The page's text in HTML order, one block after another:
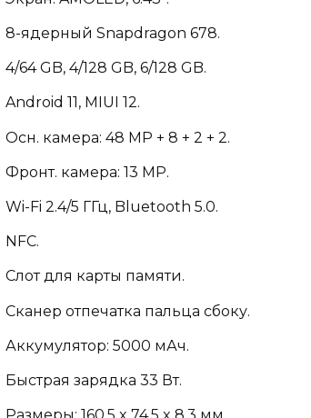
8-ядерный Snapdragon 678.
4/64 GB, 4/128 GB, 6/128 GB.
Android 11, MIUI 12.
Осн. камера: 48 MP + 8 + 2 + 2.
Фронт. камера: 13 MP.
Wi-Fi 2.4/5 ГГц, Bluetooth 5.0.
NFC.
Слот для карты памяти.
Сканер отпечатка пальца сбоку.
Аккумулятор: 5000 мАч.
Быстрая зарядка 33 Вт.